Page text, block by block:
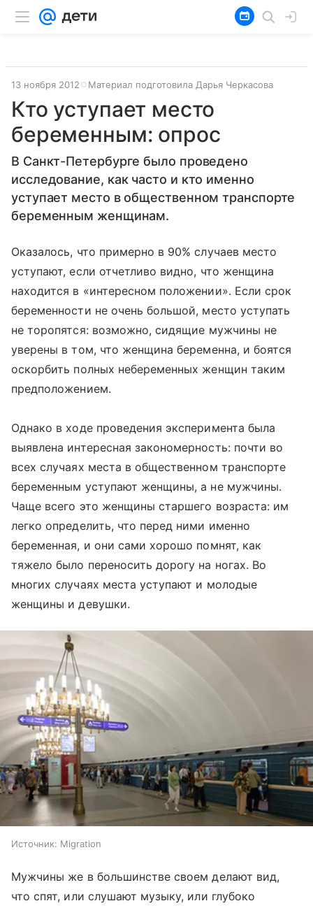
13 ноября 2012 Материал подготовила Дарья Черкасова
Кто уступает место
беременным: опрос
В Санкт-Петербурге было проведено
исследование, как часто и кто именно
уступает место в общественном транспорте
беременным женщинам.
Оказалось, что примерно в 90% случаев место
уступают, если отчетливо видно, что женщина
находится в «интересном положении». Если срок
беременности не очень большой, место уступать
не торопятся: возможно, сидящие мужчины не
уверены в том, что женщина беременна, и боятся
оскорбить полных небеременных женщин таким
предположением.
Однако в ходе проведения эксперимента была
выявлена интересная закономерность: почти во
всех случаях места в общественном транспорте
беременным уступают женщины, а не мужчины.
Чаще всего это женщины старшего возраста: им
легко определить, что перед ними именно
беременная, и они сами хорошо помнят, как
тяжело было переносить дорогу на ногах. Во
многих случаях места уступают и молодые
женщины и девушки.
Источник: Migration
Мужчины же в большинстве своем делают вид,
что спят, или слушают музыку, или глубоко